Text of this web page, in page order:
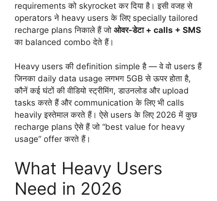
requirements को skyrocket कर दिया है। इसी वजह से
operators ने heavy users के लिए specially tailored
recharge plans निकाले हैं जो ओवर‑डेटा + calls + SMS
का balanced combo देते हैं।
Heavy users की definition simple है — वे वो users हैं
जिनका daily data usage लगभग 5GB से ऊपर होता है,
कौनें कई घंटों की वीडियो स्ट्रीमिंग, डाउनलोड और upload
tasks करते हैं और communication के लिए भी calls
heavily इस्तेमाल करते हैं। ऐसे users के लिए 2026 में कुछ
recharge plans ऐसे हैं जो “best value for heavy
usage” offer करते हैं।
What Heavy Users
Need in 2026